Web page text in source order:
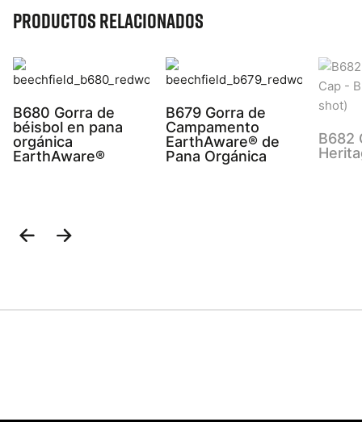
Productos relacionados
B680 Gorra de
béisbol en pana
orgánica
EarthAware®
B679 Gorra de
Campamento
EarthAware® de
Pana Orgánica
B682